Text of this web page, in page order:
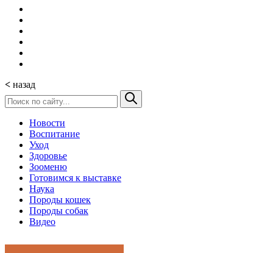
< назад
Новости
Воспитание
Уход
Здоровье
Зооменю
Готовимся к выставке
Наука
Породы кошек
Породы собак
Видео